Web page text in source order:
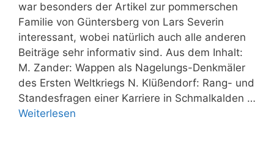
war besonders der Artikel zur pommerschen
Familie von Güntersberg von Lars Severin
interessant, wobei natürlich auch alle anderen
Beiträge sehr informativ sind. Aus dem Inhalt:
M. Zander: Wappen als Nagelungs-Denkmäler
des Ersten Weltkriegs N. Klüßendorf: Rang- und
Standesfragen einer Karriere in Schmalkalden …
Weiterlesen